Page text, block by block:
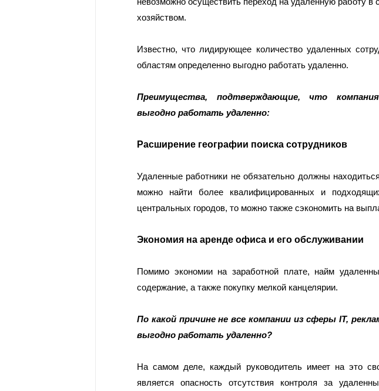
хозяйством.
Известно, что лидирующее количество удаленных
областям определенно выгодно работать удаленно.
Преимущества, подтверждающие, что
выгодно работать удаленно:
Расширение географии поиска сотрудников
Удаленные работники не обязательно должны
можно найти более квалифицированных и
центральных городов, то можно также сэкономить на
Экономия на аренде офиса и его обслуживании
Помимо экономии на заработной плате, найм
содержание, а также покупку мелкой канцелярии.
По какой причине не все компании из сферы IT,
выгодно работать удаленно?
На самом деле, каждый руководитель имеет на это
является опасность отсутствия контроля за